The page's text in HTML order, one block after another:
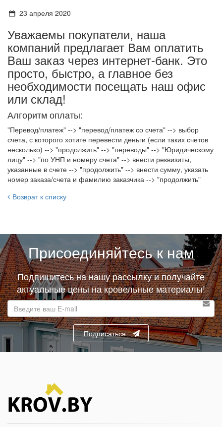
23 апреля 2020
Уважаемы покупатели, наша
компаний предлагает Вам оплатить
Ваш заказ через интернет-банк. Это
просто, быстро, а главное без
необходимости посещать наш офис
или склад!
Алгоритм оплаты:
"Перевод/платеж" --> "перевод/платеж со счета" --> выбор
счета, с которого хотите перевести деньги (если таких счетов
несколько) --> "продолжить" --> "переводы" --> "Юридическому
лицу" --> "по УНП и номеру счета" --> внести реквизиты,
указанные в счете --> "продолжить" --> внести сумму, указать
номер заказа/счета и фамилию заказчика --> "продолжить"
Возврат к списку
Присоединяйтесь к нам
Подпишитесь на нашу рассылку и получайте
актуальные цены на кровельные материалы!
mail
адрес
Подписаться